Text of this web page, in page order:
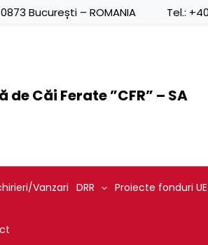
București – ROMANIA Tel.:
Căi Ferate ”CFR” – SA
Vanzari DRR Proiecte fonduri UE